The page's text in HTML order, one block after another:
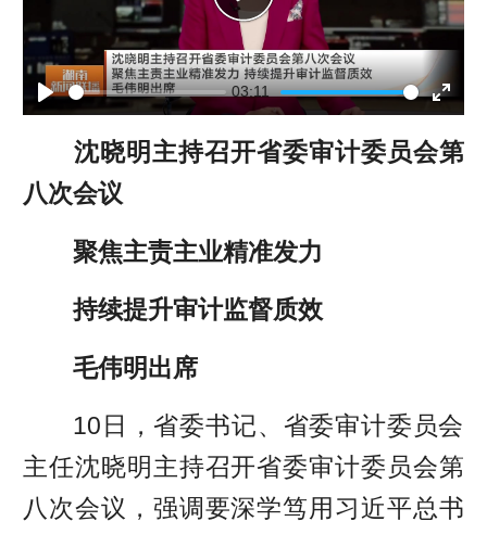
P
a
03:11
E
n
l
s
P
l
y
沈晓明主持召开省委审计委员会第
八次会议
聚焦主责主业精准发力
持续提升审计监督质效
毛伟明出席
10日，省委书记、省委审计委员会
主任沈晓明主持召开省委审计委员会第
八次会议，强调要深学笃用习近平总书